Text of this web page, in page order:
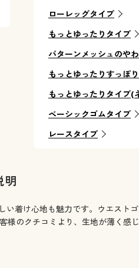
ローレッグタイプ
もっとゆったりタイプ
パターンメッシュのや
もっとゆったりすっぽ
もっとゆったりタイプ(
ベーシックゴムタイプ
レースタイプ
明
着け心地も魅力です。ウエスト
のクチコミより、生地が薄く感